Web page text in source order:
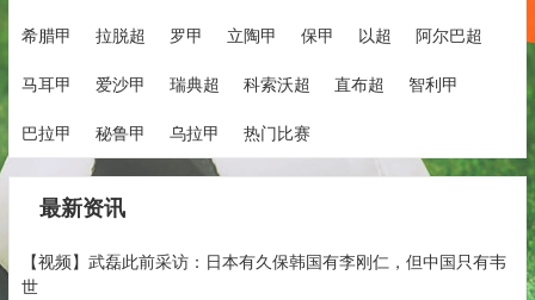
希腊甲 拉脱超 罗甲 立陶甲 保甲 以超 阿尔巴超
马耳甲 爱沙甲 瑞典超 科索沃超 直布超 智利甲
巴拉甲 秘鲁甲 乌拉甲 热门比赛
最新资讯
【视频】武磊此前采访：日本有久保韩国有李刚仁，但中国只有韦
世